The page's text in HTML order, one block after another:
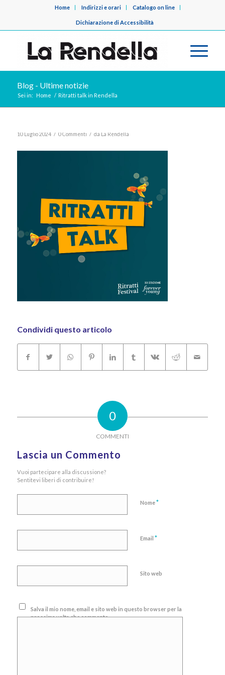
Home Indirizzi e orari Catalogo on line
Dichiarazione di Accessibilità
Blog - Ultime notizie
Sei in: Home / Ritratti talk in Rendella
10 Luglio 2024 / 0 Commenti / da La Rendella
Condividi questo articolo
0
COMMENTI
Lascia un Commento
Vuoi partecipare alla discussione?
Sentitevi liberi di contribuire!
Nome*
Email *
Sito web
Salva il mio nome, email e sito web in questo browser per la
prossima volta che commento.